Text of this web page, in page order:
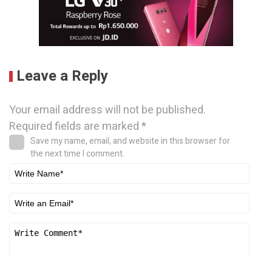
Leave a Reply
Your email address will not be published.
Required fields are marked*
Save my name, email, and website in this browser for
the next time I comment.